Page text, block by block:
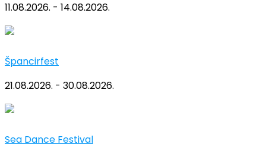
11.08.2026. - 14.08.2026.
Špancirfest
21.08.2026. - 30.08.2026.
Sea Dance Festival